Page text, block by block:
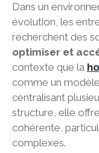
Dans un
évolution, les
recherchent des
optimiser et
contexte que la
comme un
centralisant
structure, elle
cohérente,
complexes.